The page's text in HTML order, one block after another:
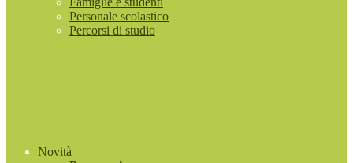
Personale scolastico
Percorsi di studio
Novità